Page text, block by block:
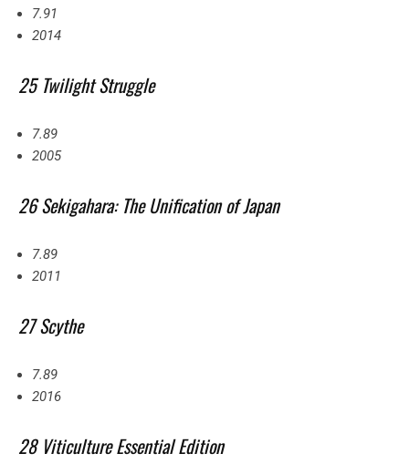
7.91
2014
25 Twilight Struggle
7.89
2005
26 Sekigahara: The Unification of Japan
7.89
2011
27 Scythe
7.89
2016
28 Viticulture Essential Edition